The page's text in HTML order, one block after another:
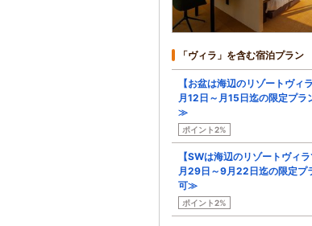
「ヴィラ」を含む宿泊プラン
【お盆は海辺のリゾートヴィ
月12日～月15日迄の限定プ
≫
ポイント2%
【SWは海辺のリゾートヴィ
月29日～9月22日迄の限定プ
可≫
ポイント2%